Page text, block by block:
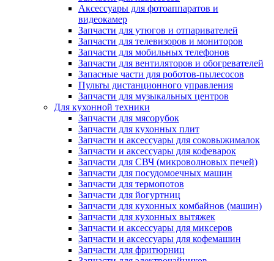
Аксессуары для фотоаппаратов и
видеокамер
Запчасти для утюгов и отпаривателей
Запчасти для телевизоров и мониторов
Запчасти для мобильных телефонов
Запчасти для вентиляторов и обогревателей
Запасные части для роботов-пылесосов
Пульты дистанционного управления
Запчасти для музыкальных центров
Для кухонной техники
Запчасти для мясорубок
Запчасти для кухонных плит
Запчасти и аксессуары для соковыжималок
Запчасти и аксессуары для кофеварок
Запчасти для СВЧ (микроволновых печей)
Запчасти для посудомоечных машин
Запчасти для термопотов
Запчасти для йогуртниц
Запчасти для кухонных комбайнов (машин)
Запчасти для кухонных вытяжек
Запчасти и аксессуары для миксеров
Запчасти и аксессуары для кофемашин
Запчасти для фритюрниц